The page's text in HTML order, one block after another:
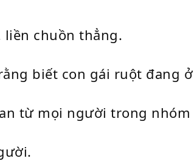
liền chuồn thẳng.
biết con gái ruột đang
từ mọi người trong nhóm